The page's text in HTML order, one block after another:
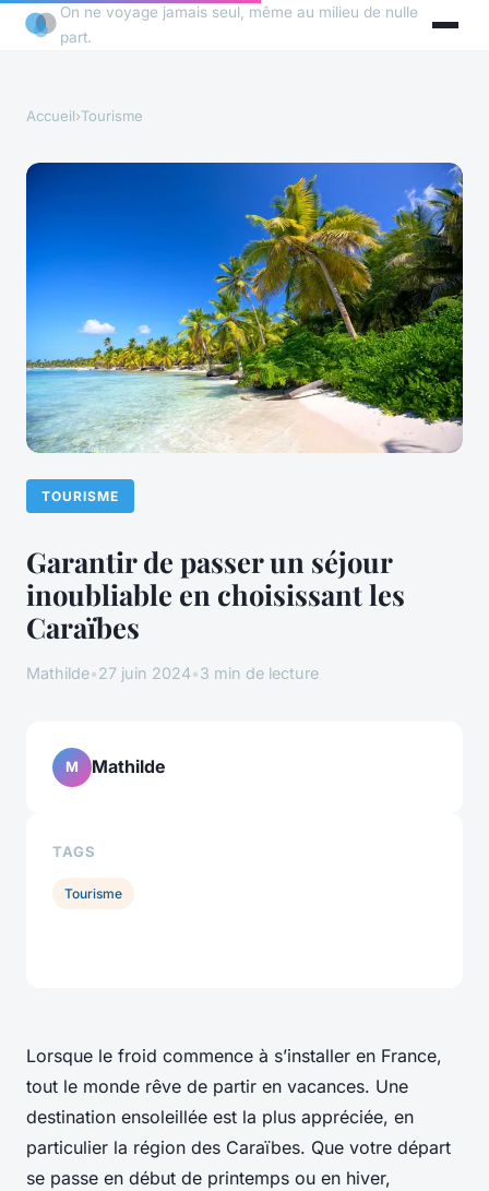
On ne voyage jamais seul, même au milieu de nulle
part.
Accueil›Tourisme
TOURISME
Garantir de passer un séjour
inoubliable en choisissant les
Caraïbes
Mathilde•27 juin 2024•3 min de lecture
Lorsque le froid commence à s’installer en France,
tout le monde rêve de partir en vacances. Une
destination ensoleillée est la plus appréciée, en
particulier la région des Caraïbes. Que votre départ
se passe en début de printemps ou en hiver,
M Mathilde
TAGS
Tourisme